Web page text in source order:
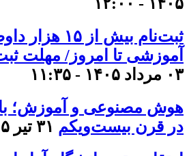
ثبت‌نام بیش از
آموزشی تا امروز/ مهلت
۰۳ مرداد ۱۴۰۵ - ۱۱:۳۵
هوش مصنوعی و آموزش؛
در قرن بیست‌ویکم ۳۱ تیر ۱۴۰۵ - ۲۲:۳۰